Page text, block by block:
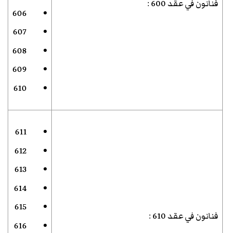
فنانون في عقد 600 :
606
607
608
609
610
فنانون في عقد 610 :
611
612
613
614
615
616